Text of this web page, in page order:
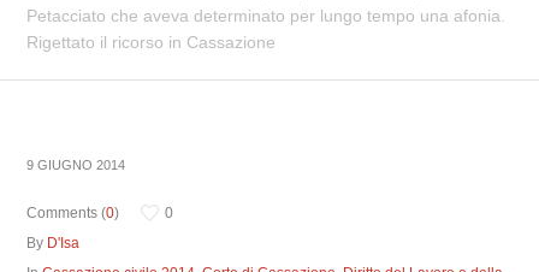
Petacciato che aveva determinato per lungo tempo una afonia.
Rigettato il ricorso in Cassazione
9 GIUGNO 2014
Comments (0)
0
By D'Isa